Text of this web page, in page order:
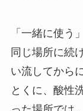
「一緒に使う
同じ場所に続
い流してから
とくに、酸性